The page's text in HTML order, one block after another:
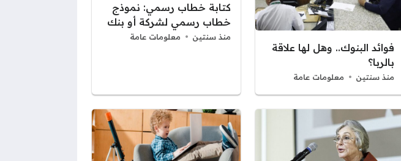
فوائد البنوك.. وهل لها علاقة
بالربا؟
منذ سنتين معلومات عامة
كتابة خطاب رسمي: نموذج
خطاب رسمي لشركة أو بنك
منذ سنتين معلومات عامة